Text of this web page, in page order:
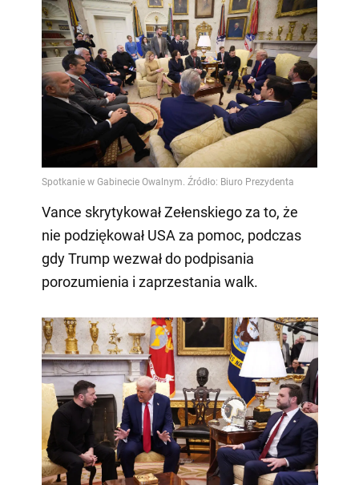
Vance skrytykował Zełenskiego za to, że
nie podziękował USA za pomoc, podczas
gdy Trump wezwał do podpisania
porozumienia i zaprzestania walk.